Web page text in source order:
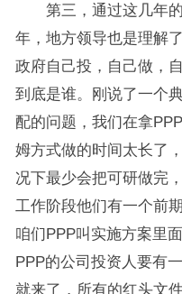
第三，通过这几年的
年，地方领导也是理解
政府自己投，自己做，
到底是谁。刚说了一个
配的问题，我们在拿
姆方式做的时间太长了
况下最少会把可研做完
工作阶段他们有一个前
咱们PPP叫实施方案里
PPP的公司投资人要有
就来了，所有的红头文